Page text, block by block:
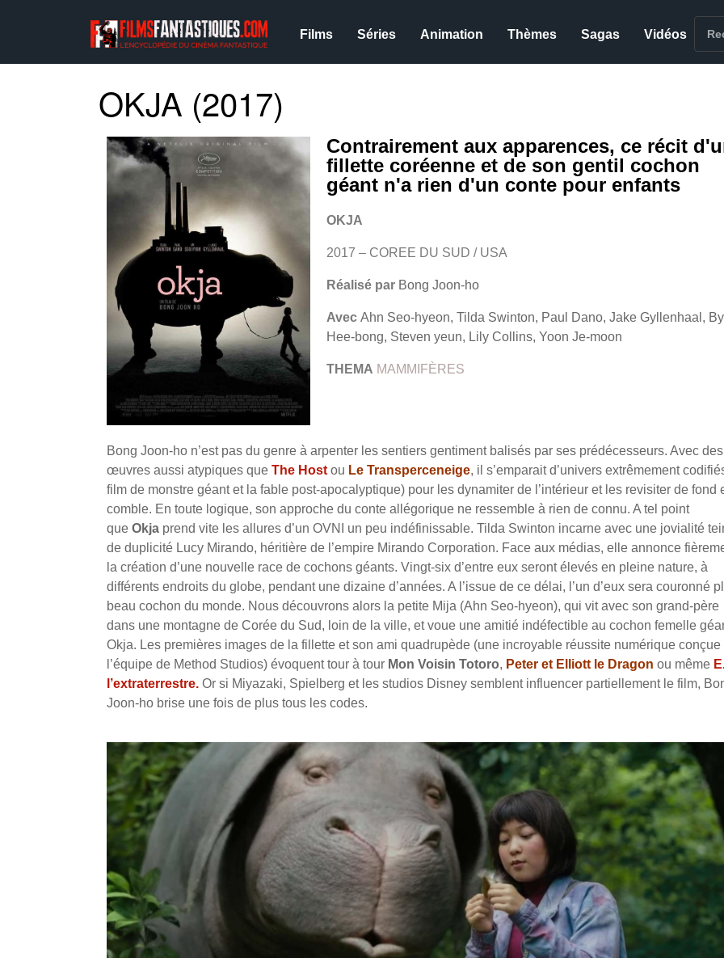
Films Séries Animation Thèmes Sagas Vidéos
OKJA (2017)
Contrairement aux apparences, ce récit
fillette coréenne et de son gentil cochon
géant n'a rien d'un conte pour enfants
OKJA
2017 – COREE DU SUD / USA
Réalisé par Bong Joon-ho
Avec Ahn Seo-hyeon, Tilda Swinton, Paul Dano, Jake Gyllenhaal,
Hee-bong, Steven yeun, Lily Collins, Yoon Je-moon
THEMA MAMMIFÈRES
Bong Joon-ho n’est pas du genre à arpenter les sentiers gentiment balisés par ses prédécesseurs. Avec des
œuvres aussi atypiques que The Hostou Le Transperceneige, il s’emparait d’univers extrêmement
film de monstre géant et la fable post-apocalyptique) pour les dynamiter de l’intérieur et les revisiter de fond
comble. En toute logique, son approche du conte allégorique ne ressemble à rien de connu. A tel point
que Okja prend vite les allures d’un OVNI un peu indéfinissable. Tilda Swinton incarne avec une jovialité
de duplicité Lucy Mirando, héritière de l’empire Mirando Corporation. Face aux médias, elle annonce
la création d’une nouvelle race de cochons géants. Vingt-six d’entre eux seront élevés en pleine nature, à
différents endroits du globe, pendant une dizaine d’années. A l’issue de ce délai, l’un d’eux sera couronné
beau cochon du monde. Nous découvrons alors la petite Mija (Ahn Seo-hyeon), qui vit avec son grand-père
dans une montagne de Corée du Sud, loin de la ville, et voue une amitié indéfectible au cochon femelle
Okja. Les premières images de la fillette et son ami quadrupède (une incroyable réussite numérique conçue
l’équipe de Method Studios) évoquent tour à tour Mon Voisin Totoro, Peter et Elliott le Dragon ou même
l’extraterrestre. Or si Miyazaki, Spielberg et les studios Disney semblent influencer partiellement le film,
Joon-ho brise une fois de plus tous les codes.